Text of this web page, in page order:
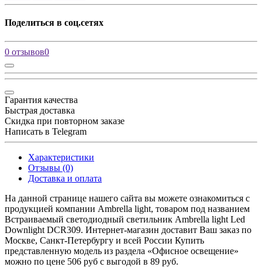
Поделиться в соц.сетях
0 отзывов0
Гарантия качества
Быстрая доставка
Скидка при повторном заказе
Написать в Telegram
Характеристики
Отзывы (0)
Доставка и оплата
На данной странице нашего сайта вы можете ознакомиться с
продукцией компании Ambrella light, товаром под названием
Встраиваемый светодиодный светильник Ambrella light Led
Downlight DCR309. Интернет-магазин доставит Ваш заказ по
Москве, Санкт-Петербургу и всей России Купить
представленную модель из раздела «Офисное освещение»
можно по цене 506 руб с выгодой в 89 руб.